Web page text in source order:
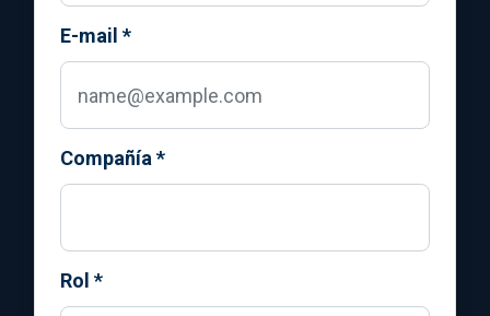
E-mail *
Compañía*
Rol *